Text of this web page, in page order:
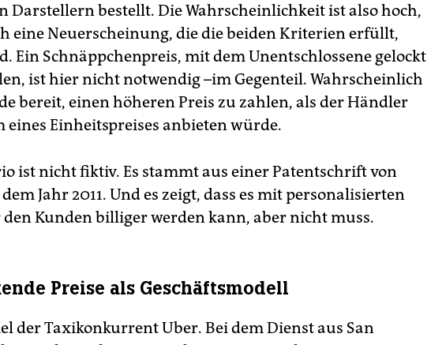
Darstellern bestellt. Die Wahrscheinlichkeit ist also hoch,
eine Neuerscheinung, die die beiden Kriterien erfüllt,
Ein Schnäppchenpreis, mit dem Unentschlossene gelockt
ist hier nicht notwendig –im Gegenteil. Wahrscheinlich
bereit, einen höheren Preis zu zahlen, als der Händler
eines Einheitspreises anbieten würde.
ist nicht fiktiv. Es stammt aus einer Patentschrift von
Jahr 2011. Und es zeigt, dass es mit personalisierten
Kunden billiger werden kann, aber nicht muss.
Preise als Geschäftsmodell
der Taxikonkurrent Uber. Bei dem Dienst aus San